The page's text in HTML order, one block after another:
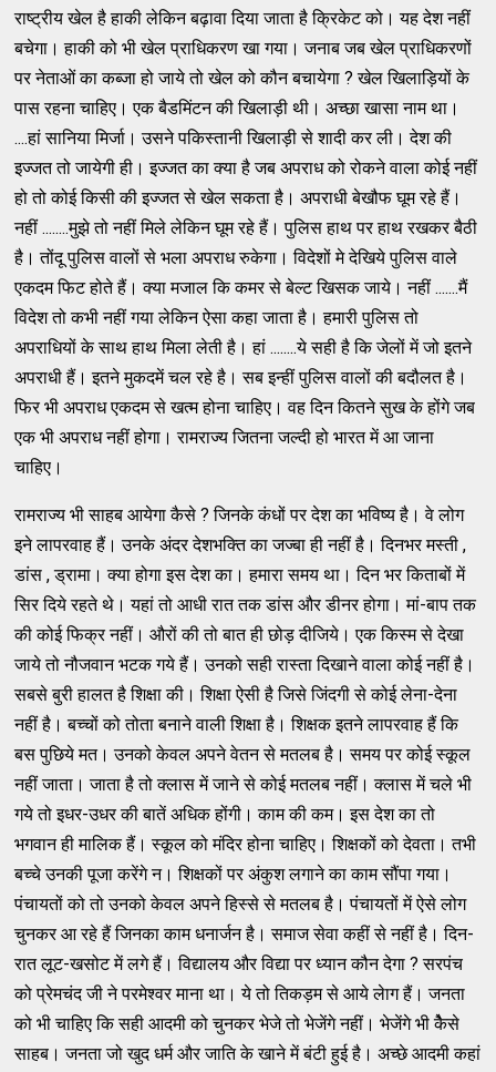
राष्‍ट्रीय खेल है हाकी लेकिन बढ़ावा दिया जाता है क्रिकेट को। यह देश नहीं
बचेगा। हाकी को भी खेल प्राधिकरण खा गया। जनाब जब खेल प्राधिकरणों
पर नेताओं का कब्‍जा हो जाये तो खेल को कौन बचायेगा ? खेल खिलाड़ियों के
पास रहना चाहिए। एक बैडमिंटन की खिलाड़ी थी। अच्‍छा खासा नाम था।
....हां सानिया मिर्जा। उसने पकिस्‍तानी खिलाड़ी से शादी कर ली। देश की
इज्‍जत तो जायेगी ही। इज्‍जत का क्‍या है जब अपराध को रोकने वाला कोई नहीं
हो तो कोई किसी की इज्‍जत से खेल सकता है। अपराधी बेखौफ घूम रहे हैं।
नहीं ........मुझे तो नहीं मिले लेकिन घूम रहे हैं। पुलिस हाथ पर हाथ रखकर बैठी
है। तोंदू पुलिस वालों से भला अपराध रुकेगा। विदेशों मे देखिये पुलिस वाले
एकदम फिट होते हैं। क्‍या मजाल कि कमर से बेल्‍ट खिसक जाये। नहीं .......मैं
विदेश तो कभी नहीं गया लेकिन ऐसा कहा जाता है। हमारी पुलिस तो
अपराधियों के साथ हाथ मिला लेती है। हां ........ये सही है कि जेलों में जो इतने
अपराधी हैं। इतने मुकदमें चल रहे है। सब इन्‍हीं पुलिस वालों की बदौलत है।
फिर भी अपराध एकदम से खत्‍म होना चाहिए। वह दिन कितने सुख के होंगे जब
एक भी अपराध नहीं होगा। रामराज्‍य जितना जल्‍दी हो भारत में आ जाना
चाहिए।
रामराज्‍य भी साहब आयेगा कैसे ? जिनके कंधों पर देश का भविष्‍य है। वे लोग
इने लापरवाह हैं। उनके अंदर देशभक्‍ति का जज्‍बा ही नहीं है। दिनभर मस्‍ती ,
डांस , ड्रामा। क्‍या होगा इस देश का। हमारा समय था। दिन भर किताबों में
सिर दिये रहते थे। यहां तो आधी रात तक डांस और डीनर होगा। मां-बाप तक
की कोई फिक्र नहीं। औरों की तो बात ही छोड़ दीजिये। एक किस्‍म से देखा
जाये तो नौजवान भटक गये हैं। उनको सही रास्‍ता दिखाने वाला कोई नहीं है।
सबसे बुरी हालत है शिक्षा की। शिक्षा ऐसी है जिसे जिंदगी से कोई लेना-देना
नहीं है। बच्‍चों को तोता बनाने वाली शिक्षा है। शिक्षक इतने लापरवाह हैं कि
बस पुछिये मत। उनको केवल अपने वेतन से मतलब है। समय पर कोई स्‍कूल
नहीं जाता। जाता है तो क्‍लास में जाने से कोई मतलब नहीं। क्‍लास में चले भी
गये तो इधर-उधर की बातें अधिक होंगी। काम की कम। इस देश का तो
भगवान ही मालिक हैं। स्‍कूल को मंदिर होना चाहिए। शिक्षकों को देवता। तभी
बच्‍चे उनकी पूजा करेंगे न। शिक्षकों पर अंकुश लगाने का काम सौंपा गया।
पंचायतों को तो उनको केवल अपने हिस्‍से से मतलब है। पंचायतों में ऐसे लोग
चुनकर आ रहे हैं जिनका काम धनार्जन है। समाज सेवा कहीं से नहीं है। दिन-
रात लूट-खसोट में लगे हैं। विद्यालय और विद्या पर ध्‍यान कौन देगा ? सरपंच
को प्रेमचंद जी ने परमेश्‍वर माना था। ये तो तिकड़म से आये लेाग हैं। जनता
को भी चाहिए कि सही आदमी को चुनकर भेजे तो भेजेंगे नहीं। भेजेंगे भी कैेसे
साहब। जनता जो खुद धर्म और जाति के खाने में बंटी हुई है। अच्‍छे आदमी कहां